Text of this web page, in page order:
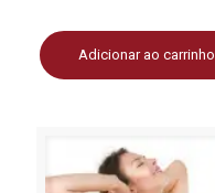
Adicionar ao carrinho